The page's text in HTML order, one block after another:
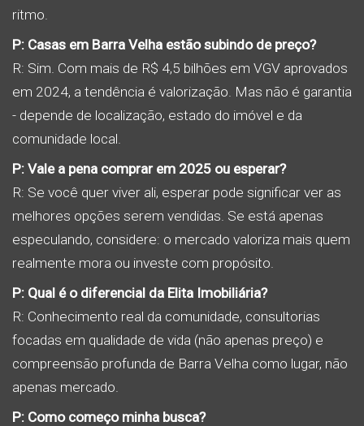
ritmo.
P: Casas em Barra Velha estão subindo de preço?
R: Sim. Com mais de R$ 4,5 bilhões em VGV aprovados
em 2024, a tendência é valorização. Mas não é garantia
- depende de localização, estado do imóvel e da
comunidade local.
P: Vale a pena comprar em 2025 ou esperar?
R: Se você quer viver ali, esperar pode significar ver as
melhores opções serem vendidas. Se está apenas
especulando, considere: o mercado valoriza mais quem
realmente mora ou investe com propósito.
P: Qual é o diferencial da Elita Imobiliária?
R: Conhecimento real da comunidade, consultorias
focadas em qualidade de vida (não apenas preço) e
compreensão profunda de Barra Velha como lugar, não
apenas mercado.
P: Como começo minha busca?